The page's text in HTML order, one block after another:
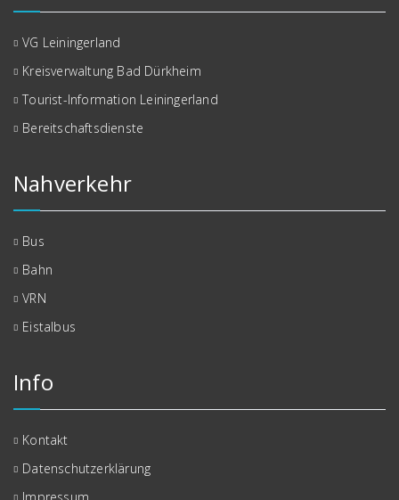
VG Leiningerland
Kreisverwaltung Bad Dürkheim
Tourist-Information Leiningerland
Bereitschaftsdienste
Nahverkehr
Bus
Bahn
VRN
Eistalbus
Info
Kontakt
Datenschutzerklärung
Impressum